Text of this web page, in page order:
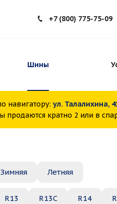
+7 (800) 775-75-09
Шины
навигатору: ул. Талалихина,
продаются кратно 2 или в
Зимняя Летняя
R13 R13C R14